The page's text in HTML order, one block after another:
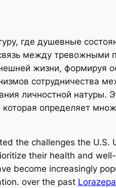
где душевные
между тревожными
жизни, формируя
сотрудничества
личностной натуры.
определяет
the challenges the U.S.
their health and
become increasingly
over the past